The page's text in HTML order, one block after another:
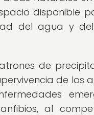
disponible
del agua y del
de
de los
al